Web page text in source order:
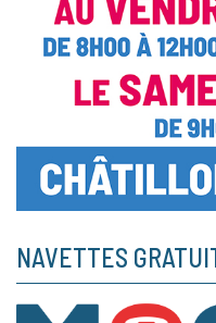
NAVETTES